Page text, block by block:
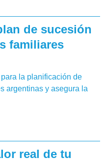
de sucesión
familiares
la planificación de
argentinas y asegura la
real de tu